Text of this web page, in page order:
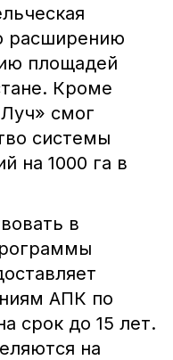
расширению
площадей
Кроме
смог
системы
на 1000 га в
в
АПК по
срок до 15 лет.
на